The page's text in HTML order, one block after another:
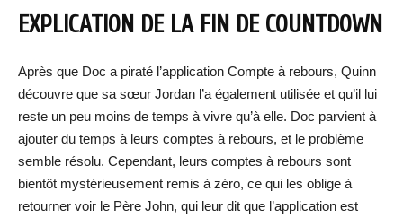
EXPLICATION DE LA FIN DE COUNTDOWN
Après que Doc a piraté l’application Compte à rebours, Quinn
découvre que sa sœur Jordan l’a également utilisée et qu’il lui
reste un peu moins de temps à vivre qu’à elle. Doc parvient à
ajouter du temps à leurs comptes à rebours, et le problème
semble résolu. Cependant, leurs comptes à rebours sont
bientôt mystérieusement remis à zéro, ce qui les oblige à
retourner voir le Père John, qui leur dit que l’application est